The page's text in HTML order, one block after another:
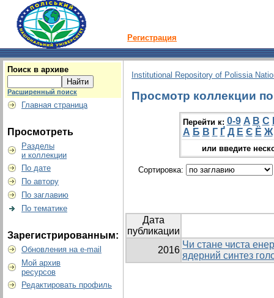
Регистрация
Поиск в архиве
Расширенный поиск
Главная страница
Просмотреть
Разделы
и коллекции
По дате
По автору
По заглавию
По тематике
Зарегистрированным:
Обновления на e-mail
Мой архив
ресурсов
Редактировать профиль
Institutional Repository of Polissia
Просмотр коллекции
Перейти к: 0-9 A B C
А Б В Г Ґ Д Е Є Ё Ж
или введите
Сортировка:
Дата
публикации
2016
Чи стане чиста
ядерний синтез